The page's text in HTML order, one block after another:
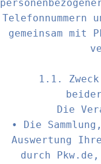
Telefonnummern
gemeinsam mit
1.1.
Die
• Die
Auswertung
durch